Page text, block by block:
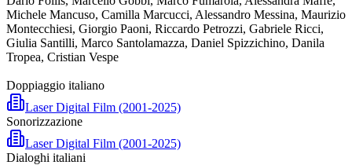
Michele Mancuso, Camilla Marcucci, Alessandro Messina, Maurizio
Montecchiesi, Giorgio Paoni, Riccardo Petrozzi, Gabriele Ricci,
Giulia Santilli, Marco Santolamazza, Daniel Spizzichino, Danila
Tropea, Cristian Vespe
Doppiaggio italiano
Laser Digital Film (2001-2025)
Sonorizzazione
Laser Digital Film (2001-2025)
Dialoghi italiani